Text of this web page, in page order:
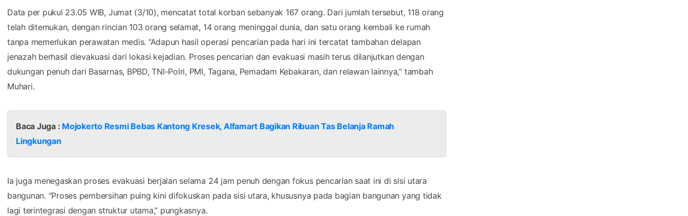
Data per pukul 23.05 WIB, Jumat (3/10), mencatat total korban sebanyak 167 orang. Dari jumlah tersebut, 118 orang
telah ditemukan, dengan rincian 103 orang selamat, 14 orang meninggal dunia, dan satu orang kembali ke rumah
tanpa memerlukan perawatan medis. “Adapun hasil operasi pencarian pada hari ini tercatat tambahan delapan
jenazah berhasil dievakuasi dari lokasi kejadian. Proses pencarian dan evakuasi masih terus dilanjutkan dengan
dukungan penuh dari Basarnas, BPBD, TNI-Polri, PMI, Tagana, Pemadam Kebakaran, dan relawan lainnya,” tambah
Muhari.
Baca Juga : Mojokerto Resmi Bebas Kantong Kresek, Alfamart Bagikan Ribuan Tas Belanja Ramah
Lingkungan
Ia juga menegaskan proses evakuasi berjalan selama 24 jam penuh dengan fokus pencarian saat ini di sisi utara
bangunan. “Proses pembersihan puing kini difokuskan pada sisi utara, khususnya pada bagian bangunan yang tidak
lagi terintegrasi dengan struktur utama,” pungkasnya.